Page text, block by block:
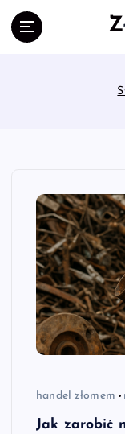
handel złomem
Jak zarobić